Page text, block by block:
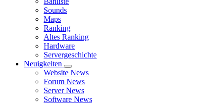
Sounds
Maps
Ranking
Altes Ranking
Hardware
Servergeschichte
Neuigkeiten
Unternavigation
von
Neuigkeiten
Website News
Forum News
Server News
Software News